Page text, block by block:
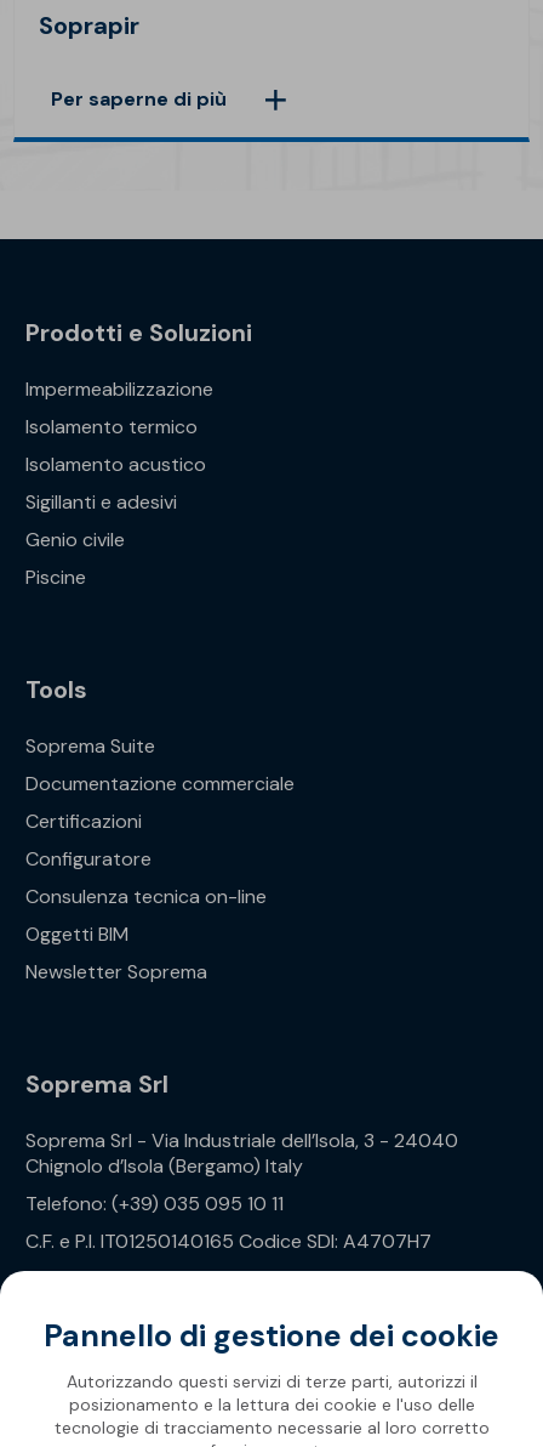
Soprapir
Per saperne di più
Prodotti e Soluzioni
Impermeabilizzazione
Isolamento termico
Isolamento acustico
Sigillanti e adesivi
Genio civile
Piscine
Tools
Soprema Suite
Documentazione commerciale
Certificazioni
Configuratore
Consulenza tecnica on-line
Oggetti BIM
Newsletter Soprema
Soprema Srl
Soprema Srl - Via Industriale dell’Isola, 3 - 24040
Chignolo d’Isola (Bergamo) Italy
Telefono: (+39) 035 095 10 11
C.F. e P.I. IT01250140165 Codice SDI: A4707H7
Privacy Policy
Pannello di gestione dei cookie
Autorizzando questi servizi di terze parti, autorizzi il
posizionamento e la lettura dei cookie e l'uso delle
tecnologie di tracciamento necessarie al loro corretto